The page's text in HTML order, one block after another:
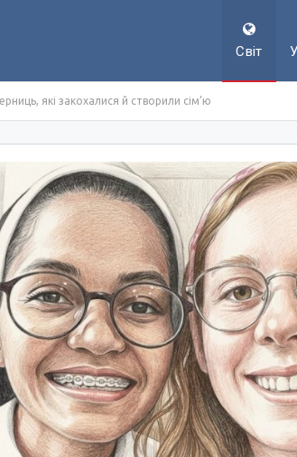
Світ
які закохалися й створили сім’ю